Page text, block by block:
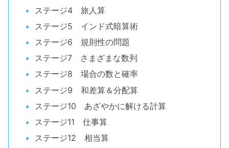
ステージ4 旅人算
ステージ5 インド式暗算術
ステージ6 規則性の問題
ステージ7 さまざまな数列
ステージ8 場合の数と確率
ステージ9 和差算＆分配算
ステージ10 あざやかに解ける計算
ステージ11 仕事算
ステージ12 相当算